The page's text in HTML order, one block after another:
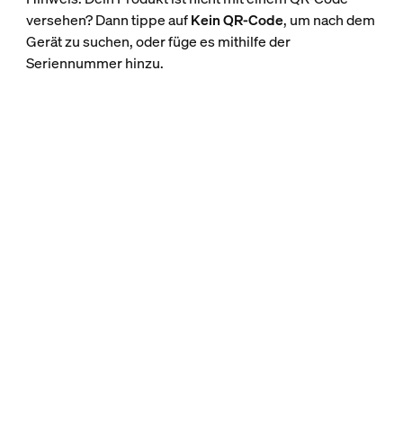
versehen? Dann tippe aufKein QR-Code, um nach dem
Gerät zu suchen, oder füge es mithilfe der
Seriennummer hinzu.